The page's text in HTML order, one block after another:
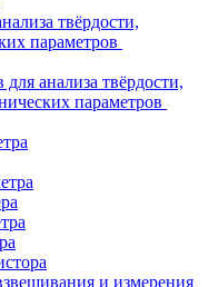
твёрдости,
параметров
анализа твёрдости,
параметров
и измерения